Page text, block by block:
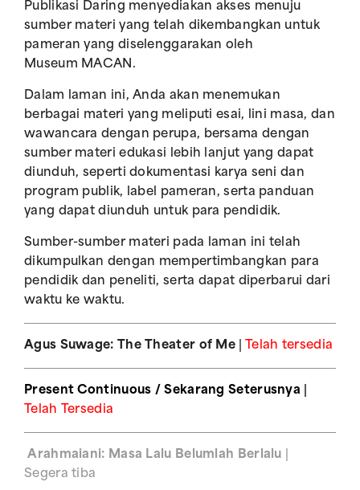
Publikasi Daring menyediakan akses menuju
sumber materi yang telah dikembangkan untuk
pameran yang diselenggarakan oleh
Museum MACAN.
Dalam laman ini, Anda akan menemukan
berbagai materi yang meliputi esai, lini masa, dan
wawancara dengan perupa, bersama dengan
sumber materi edukasi lebih lanjut yang dapat
diunduh, seperti dokumentasi karya seni dan
program publik, label pameran, serta panduan
yang dapat diunduh untuk para pendidik.
Sumber-sumber materi pada laman ini telah
dikumpulkan dengan mempertimbangkan para
pendidik dan peneliti, serta dapat diperbarui dari
waktu ke waktu.
Agus Suwage: The Theater of Me Telah tersedia
Present Continuous / Sekarang Seterusnya
Telah Tersedia
Arahmaiani: Masa Lalu Belumlah Berlalu
Segera tiba